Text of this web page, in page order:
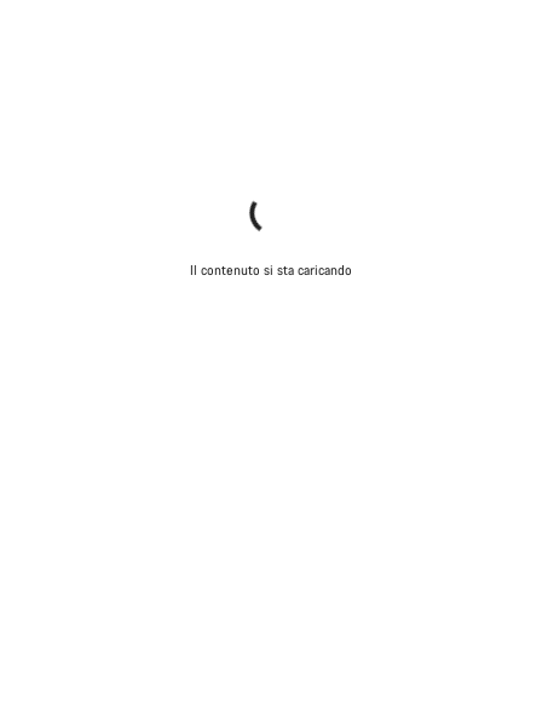
Il contenuto si sta caricando